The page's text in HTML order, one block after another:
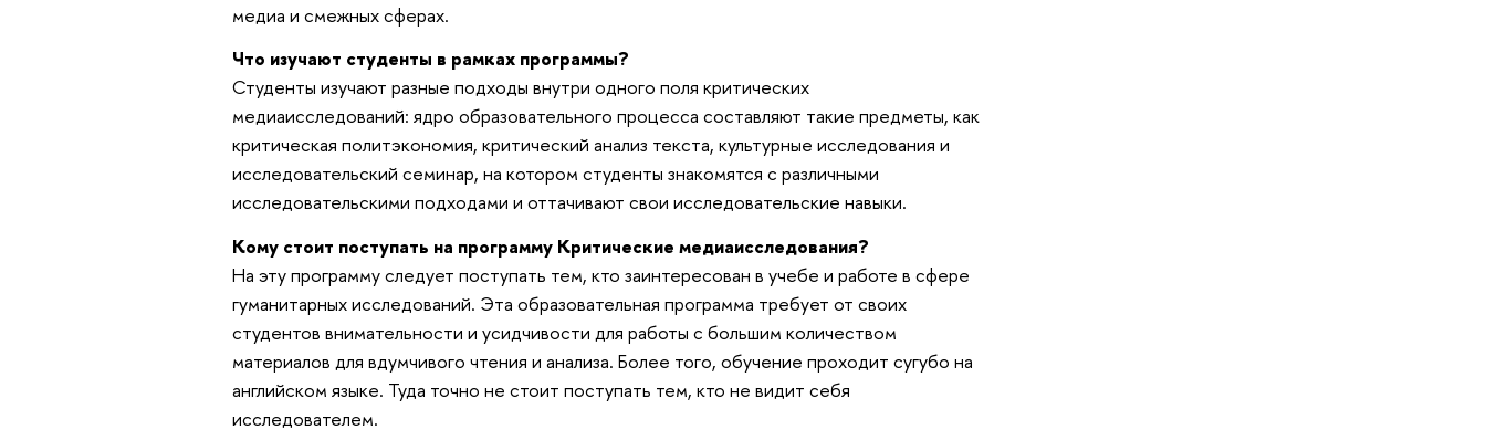
медиа и смежных сферах.
Что изучают студенты в рамках программы?
Студенты изучают разные подходы внутри одного поля критических
медиаисследований: ядро образовательного процесса составляют такие предметы, как
критическая политэкономия, критический анализ текста, культурные исследования и
исследовательский семинар, на котором студенты знакомятся с различными
исследовательскими подходами и оттачивают свои исследовательские навыки.
Кому стоит поступать на программу Критические медиаисследования?
На эту программу следует поступать тем, кто заинтересован в учебе и работе в сфере
гуманитарных исследований. Эта образовательная программа требует от своих
студентов внимательности и усидчивости для работы с большим количеством
материалов для вдумчивого чтения и анализа. Более того, обучение проходит сугубо на
английском языке. Туда точно не стоит поступать тем, кто не видит себя
исследователем.